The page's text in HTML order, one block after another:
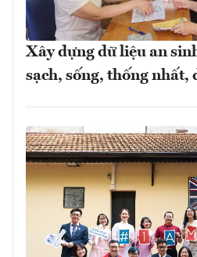
Xây dựng dữ liệu an
sạch, sống, thống nhất,